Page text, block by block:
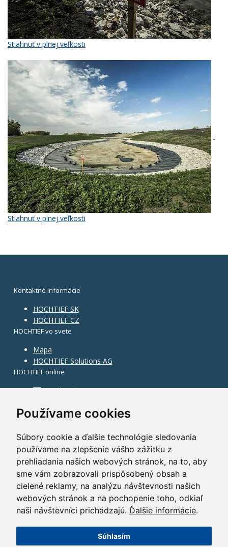
Používame cookies
Súbory cookie a ďalšie technológie sledovania
používame na zlepšenie vášho zážitku z
prehliadania našich webových stránok, na to, aby
sme vám zobrazovali prispôsobený obsah a
cielené reklamy, na analýzu návštevnosti našich
webových stránok a na pochopenie toho, odkiaľ
naši návštevníci prichádzajú. Ďalšie informácie.
Súhlasím
Stiahnuť v plnej veľkosti
Stiahnuť v plnej veľkosti
Kontaktné informácie
HOCHTIEF SK
HOCHTIEF CZ
HOCHTIEF vo svete
Mapa
HOCHTIEF Solutions AG
HOCHTIEF online
Facebook
©2014 HOCHTIEF CZ a. s.